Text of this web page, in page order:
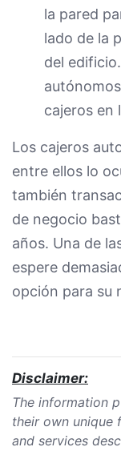
la pared
lado de la
del
cajeros en
Los cajeros
entre ellos lo
también
de negocio
años. Una de
espere
opción para su
Disclaimer:
The information
their own unique
and services